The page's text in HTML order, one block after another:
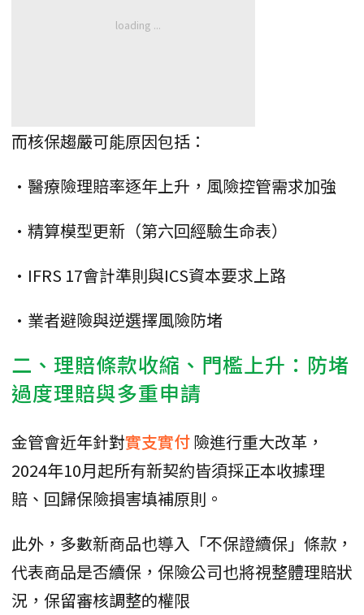
而核保趨嚴可能原因包括：
•醫療險理賠率逐年上升，風險控管需求加強
•精算模型更新（第六回經驗生命表）
•IFRS 17會計準則與ICS資本要求上路
•業者避險與逆選擇風險防堵
二、理賠條款收縮、門檻上升：防堵
過度理賠與多重申請
金管會近年針對實支實付險進行重大改革，
2024年10月起所有新契約皆須採正本收據理
賠、回歸保險損害填補原則。
此外，多數新商品也導入「不保證續保」條款，
代表商品是否續保，保險公司也將視整體理賠狀
況，保留審核調整的權限